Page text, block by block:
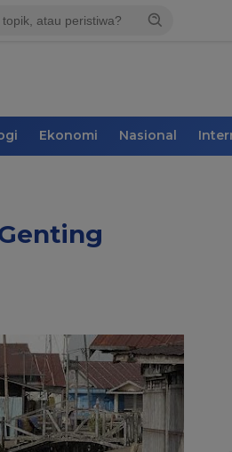
Ekonomi Nasional